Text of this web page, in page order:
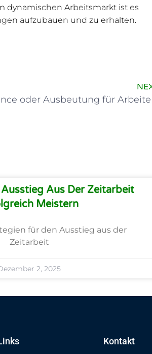
dynamischen Arbeitsmarkt ist es
aufzubauen und zu erhalten.
oder Ausbeutung für
Aus Der Zeitarbeit
Meistern
für den Ausstieg aus der
Zeitarbeit
2, 2025
Kontakt